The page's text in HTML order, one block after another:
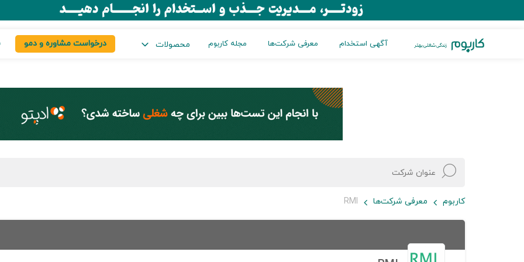
آگهی استخدام معرفی شرکت‌ها مجله کاربوم محصولات درخواست مشاوره و دمو
کاربوم معرفی شرکت‌ها RMI